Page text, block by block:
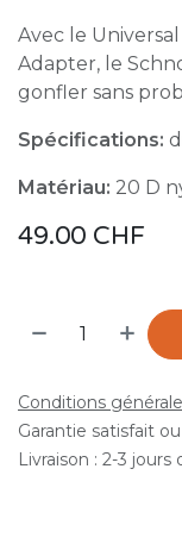
Avec le
Adapter, le
gonfler sans
Spécifications:
Matériau: 20 D
49.00 CHF
Conditions
Garantie satisfait
Livraison : 2-3 jours